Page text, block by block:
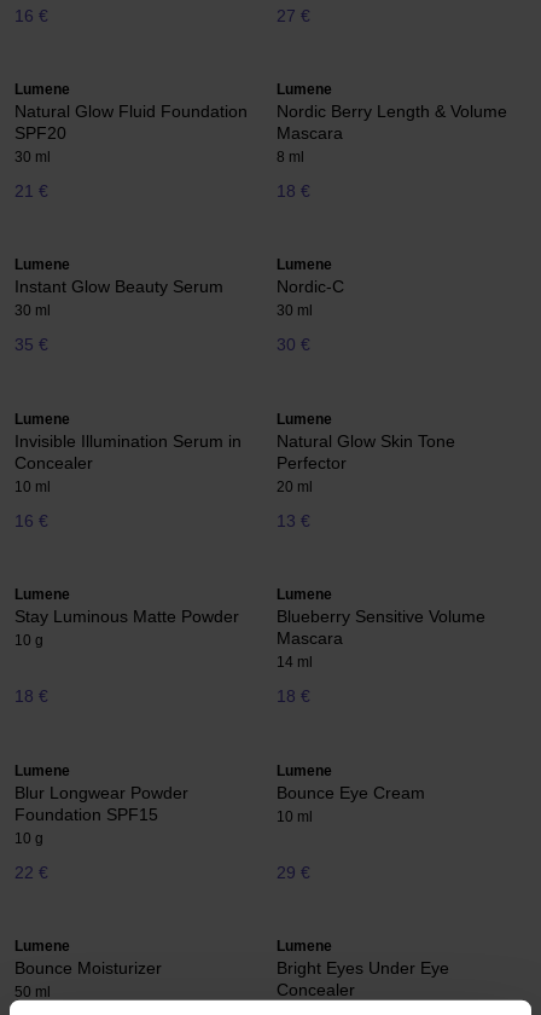
16 € 27 €
Lumene
Natural Glow Fluid Foundation
SPF20
30 ml
21 €
Lumene
Nordic Berry Length & Volume
Mascara
8 ml
18 €
Lumene
Instant Glow Beauty Serum
30 ml
35 €
Lumene
Nordic-C
30 ml
30 €
Lumene
Invisible Illumination Serum in
Concealer
10 ml
16 €
Lumene
Natural Glow Skin Tone
Perfector
20 ml
13 €
Lumene
Stay Luminous Matte Powder
10 g
18 €
Lumene
Blueberry Sensitive Volume
Mascara
14 ml
18 €
Lumene
Blur Longwear Powder
Foundation SPF15
10 g
22 €
Lumene
Bounce Eye Cream
10 ml
29 €
Lumene
Bounce Moisturizer
50 ml
Lumene
Bright Eyes Under Eye
Concealer